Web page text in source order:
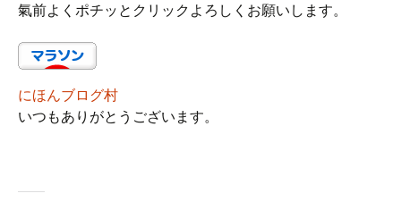
氣前よくポチッとクリックよろしくお願いします。
にほんブログ村
いつもありがとうございます。